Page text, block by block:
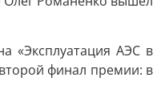
«Эксплуатация АЭС в
финал премии: в